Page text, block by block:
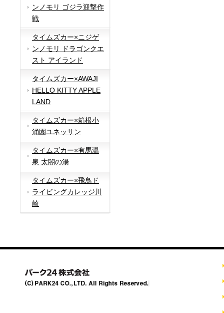
ンノモリ ゴジラ迎撃作
戦
タイムズカー×ニジゲ
ンノモリ ドラゴンクエ
スト アイランド
タイムズカー×AWAJI
HELLO KITTY APPLE
LAND
タイムズカー×箱根小
涌園ユネッサン
タイムズカー×有馬温
泉 太閤の湯
タイムズカー×飛鳥ド
ライビングカレッジ川
崎